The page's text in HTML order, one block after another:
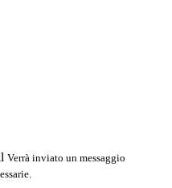
Verrà inviato un messaggio